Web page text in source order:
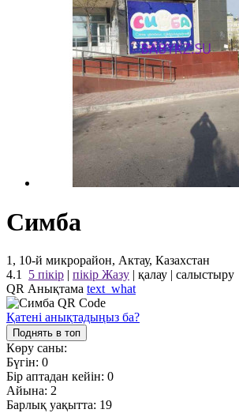
Симба
1, 10-й микрорайон, Актау, Казахстан
4.1
5 пікір | пікір Жазу | қалау | салыстыру
QR Анықтама text_what
Қатені анықтадыңыз ба?
Поднять в топ
Көру саны:
Бүгін: 0
Бір аптадан кейін: 0
Айына: 2
Барлық уақытта: 19